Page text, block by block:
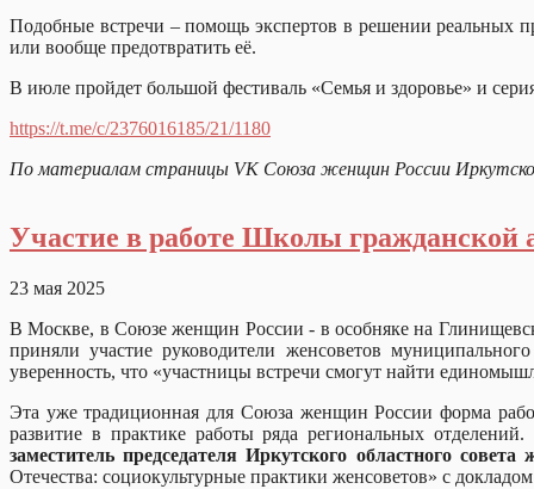
Подобные встречи – помощь экспертов в решении реальных
или вообще предотвратить её.
В июле пройдет большой фестиваль «Семья и здоровье» и
https://t.me/c/2376016185/21/1180
По материалам страницы VKСоюза женщин России
Участие в работе Школы
23 мая 2025
В Москве, в Союзе женщин России - в особняке на
приняли участие руководители женсоветов
уверенность, что «участницы встречи смогут найти
Эта уже традиционная для Союза женщин России форма
развитие в практике работы ряда региональных
заместитель председателя Иркутского областного
Отечества: социокультурные практики женсоветов» с